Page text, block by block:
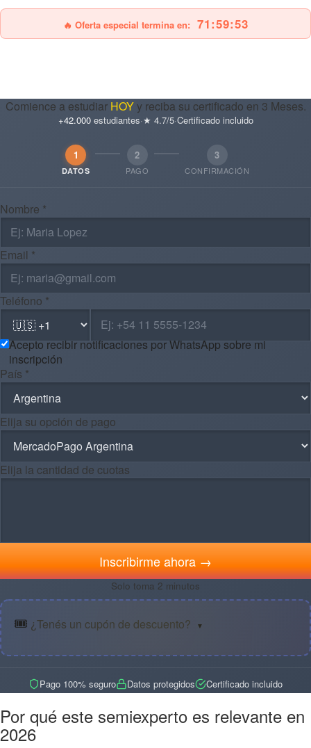
🔥 Oferta especial termina en: 71:59:51
Comience a estudiar HOYy reciba su certificado en 3 Meses.
+42.000estudiantes·★ 4.7/5·Certificado incluido
1
DATOS
2
PAGO
3
CONFIRMACIÓN
Nombre *
Email *
Teléfono *
Acepto recibir notificaciones por WhatsApp sobre mi
inscripción
País *
Elija su opción de pago
Elija la cantidad de cuotas
Inscribirme ahora →
Solo toma 2 minutos
🎟️ ¿Tenés un cupón de descuento? ▼
Pago 100% seguro Datos protegidos Certificado incluido
Por qué este semiexperto es relevante en
2026